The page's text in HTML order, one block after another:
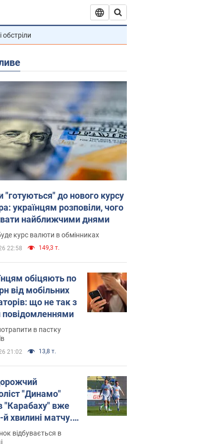
обстріли
"готуються" до нового курсу
українцям розповіли, чого
найближчими днями
курс валюти в обмінниках
22:58 149,3 т.
обіцяють по
від мобільних
що не так з
в пастку
21:02 13,8 т.
"Динамо"
"Карабаху" вже
й хвилині матчу.
відбувається в